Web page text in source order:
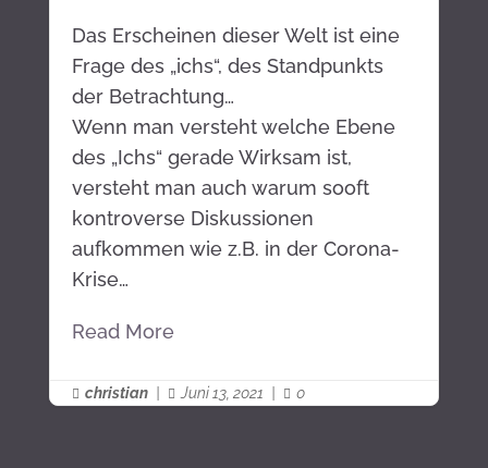
Das Erscheinen dieser Welt ist eine
Frage des „ichs“, des Standpunkts
der Betrachtung…
Wenn man versteht welche Ebene
des „Ichs“ gerade Wirksam ist,
versteht man auch warum sooft
kontroverse Diskussionen
aufkommen wie z.B. in der Corona-
Krise…
Read More
 christian  Juni 13, 2021  0